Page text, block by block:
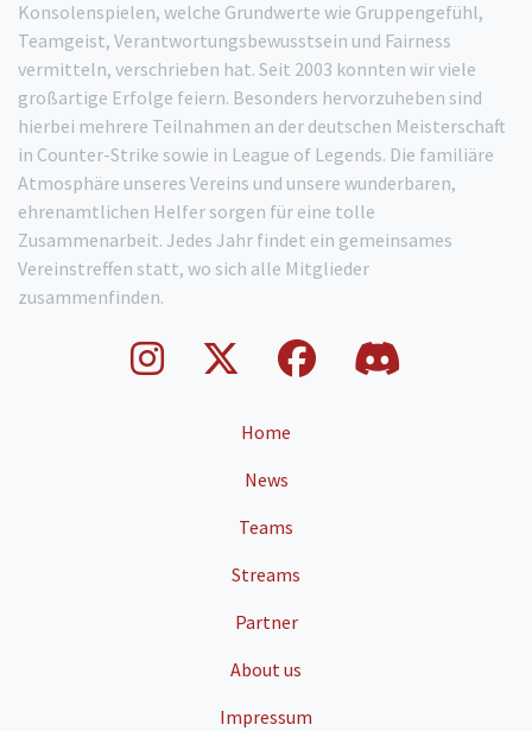
Konsolenspielen, welche Grundwerte wie Gruppengefühl,
Teamgeist, Verantwortungsbewusstsein und Fairness
vermitteln, verschrieben hat. Seit 2003 konnten wir viele
großartige Erfolge feiern. Besonders hervorzuheben sind
hierbei mehrere Teilnahmen an der deutschen Meisterschaft
in Counter-Strike sowie in League of Legends. Die familiäre
Atmosphäre unseres Vereins und unsere wunderbaren,
ehrenamtlichen Helfer sorgen für eine tolle
Zusammenarbeit. Jedes Jahr findet ein gemeinsames
Vereinstreffen statt, wo sich alle Mitglieder
zusammenfinden.
Home
News
Teams
Streams
Partner
About us
Impressum